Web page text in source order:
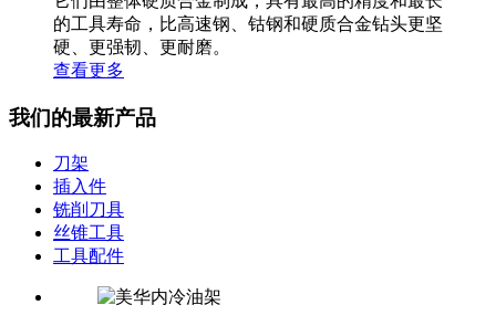
的工具寿命，比高速钢、钴钢和硬质合金钻头更坚
硬、更强韧、更耐磨。
查看更多
我们的最新产品
刀架
插入件
铣削刀具
丝锥工具
工具配件